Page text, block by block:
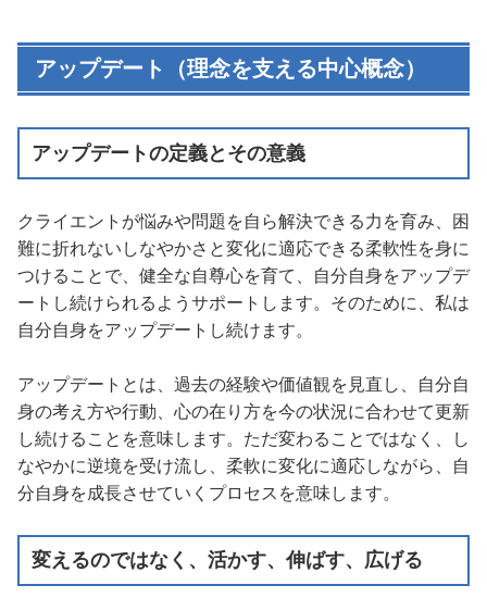
アップデート（理念を支える中心概念）
アップデートの定義とその意義
クライエントが悩みや問題を自ら解決できる力を育み、困
難に折れないしなやかさと変化に適応できる柔軟性を身に
つけることで、健全な自尊心を育て、自分自身をアップデ
ートし続けられるようサポートします。そのために、私は
自分自身をアップデートし続けます。
アップデートとは、過去の経験や価値観を見直し、自分自
身の考え方や行動、心の在り方を今の状況に合わせて更新
し続けることを意味します。ただ変わることではなく、し
なやかに逆境を受け流し、柔軟に変化に適応しながら、自
分自身を成長させていくプロセスを意味します。
変えるのではなく、活かす、伸ばす、広げる